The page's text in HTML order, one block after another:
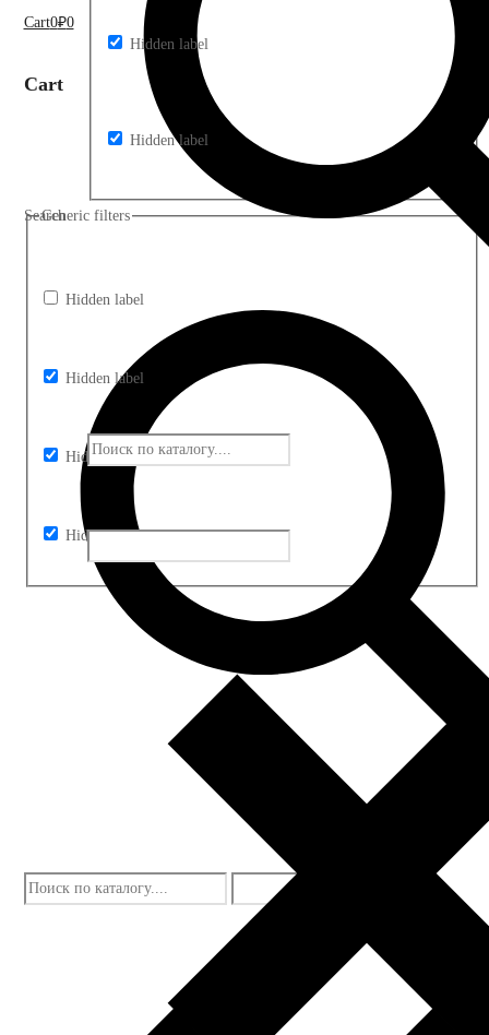
Cart0₽0
Cart
Search
Generic filters
Hidden label
Hidden label
Hidden label
Hidden label
Hidden label
Hidden label